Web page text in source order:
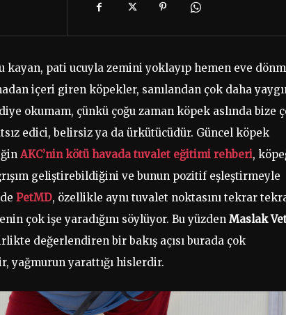
kayan, pati ucuyla zemini yoklayıp hemen eve
içeri giren köpekler, sanılandan çok daha
okumam, çünkü çoğu zaman köpek aslında bize
edici, belirsiz ya da ürkütücüdür. Güncel köpek
AKC’nin kötü havada tuvalet eğitimi rehberi,
geliştirebildiğini ve bunun pozitif eşleştirmeyle
PetMD, özellikle aynı tuvalet noktasını tekrar
çok işe yaradığını söylüyor. Bu yüzden Maslak
değerlendiren bir bakış açısı burada çok
yağmurun yarattığı hislerdir.